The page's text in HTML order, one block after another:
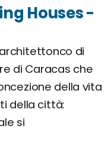
Houses -
di
di Caracas che
della vita
della città:
si